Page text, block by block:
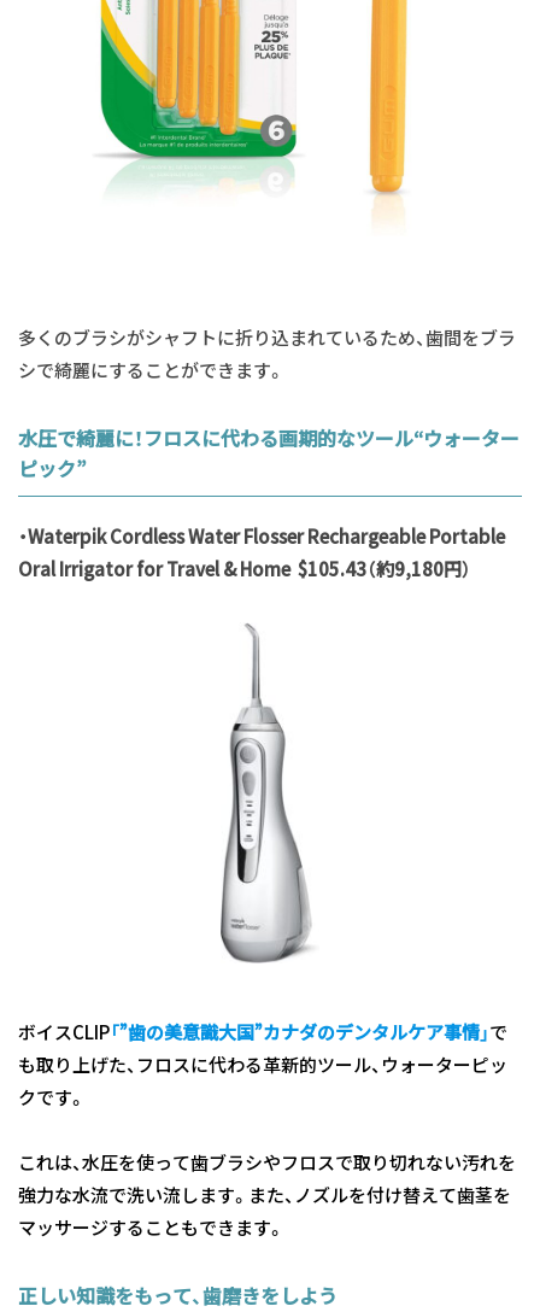
多くのブラシがシャフトに折り込まれているため、歯間をブラ
シで綺麗にすることができます。
水圧で綺麗に！フロスに代わる画期的なツール“ウォーター
ピック”
・Waterpik Cordless Water Flosser Rechargeable Portable
Oral Irrigator for Travel & Home $105.43（約9,180円）
ボイスCLIP「”歯の美意識大国”カナダのデンタルケア事情」で
も取り上げた、フロスに代わる革新的ツール、ウォーターピッ
クです。
これは、水圧を使って歯ブラシやフロスで取り切れない汚れを
強力な水流で洗い流します。また、ノズルを付け替えて歯茎を
マッサージすることもできます。
正しい知識をもって、歯磨きをしよう